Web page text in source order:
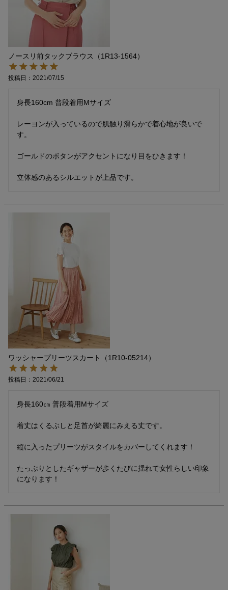
ノースリ前タックブラウス（1R13-1564）
投稿日 2021/07/15
身長160cm 普段着用Mサイズ
レーヨンが入っているので肌触り滑らかで着心地が良いで
す。
ゴールドのボタンがアクセントになり目をひきます！
立体感のあるシルエットが上品です。
ワッシャープリーツスカート（1R10-05214）
投稿日 2021/06/21
身長160㎝ 普段着用Mサイズ
着丈はくるぶしと足首が綺麗にみえる丈です。
縦に入ったプリーツがスタイルをカバーしてくれます！
たっぷりとしたギャザーが歩くたびに揺れて女性らしい印象
になります！